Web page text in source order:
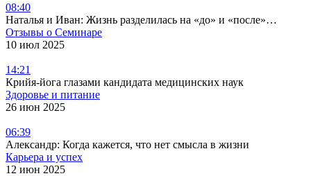
08:40
Наталья и Иван: Жизнь разделилась на «до» и «после»…
Отзывы о Семинаре
10 июл 2025
14:21
Крийя-йога глазами кандидата медицинских наук
Здоровье и питание
26 июн 2025
06:39
Александр: Когда кажется, что нет смысла в жизни
Карьера и успех
12 июн 2025